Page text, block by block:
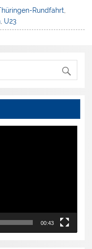
Rundfahrt,
U23
00:43